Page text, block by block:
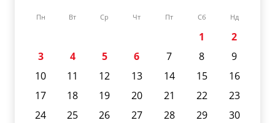
Пн Вт Ср Чт Пт Сб Нд
1
2
3
4 5 6 7 8
9
10
11 12 13 14 15
16
17
18 19 20 21 22
23
24
25 26 27 28 29
30